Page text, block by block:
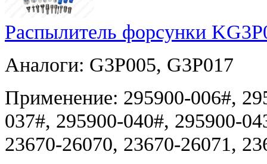
Распылитель форсунки
Аналоги: G3P005, G3P017
Применение: 295900-006#,
037#, 295900-040#, 295900-
23670-26070, 23670-26071,